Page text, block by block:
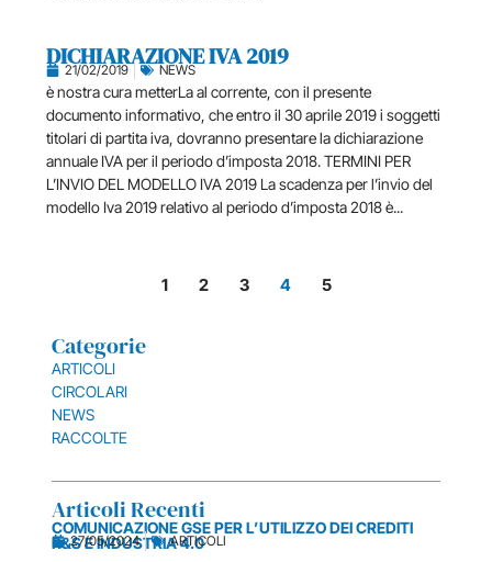
DICHIARAZIONE IVA 2019
21/02/2019 NEWS
è nostra cura metterLa al corrente, con il presente
documento informativo, che entro il 30 aprile 2019 i soggetti
titolari di partita iva, dovranno presentare la dichiarazione
annuale IVA per il periodo d’imposta 2018. TERMINI PER
L’INVIO DEL MODELLO IVA 2019 La scadenza per l’invio del
modello Iva 2019 relativo al periodo d’imposta 2018 è...
1 2 3 4 5
Categorie
ARTICOLI
CIRCOLARI
NEWS
RACCOLTE
Articoli Recenti
COMUNICAZIONE GSE PER L’UTILIZZO DEI CREDITI
R&S E INDUSTRIA 4.0
27/05/2024 ARTICOLI